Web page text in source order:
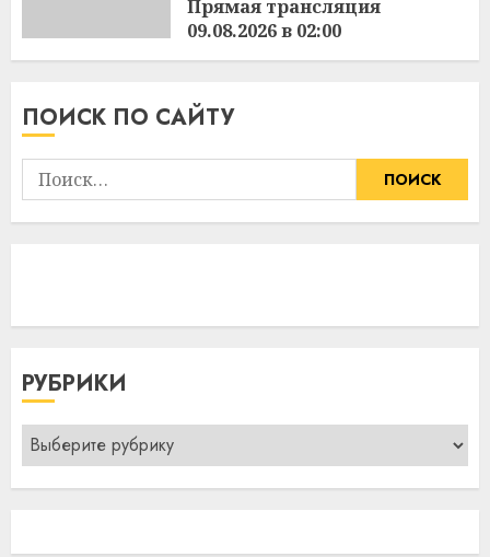
Прямая трансляция
09.08.2026 в 02:00
3:36 09.08.2026
ПОИСК ПО САЙТУ
Найти:
РУБРИКИ
Рубрики